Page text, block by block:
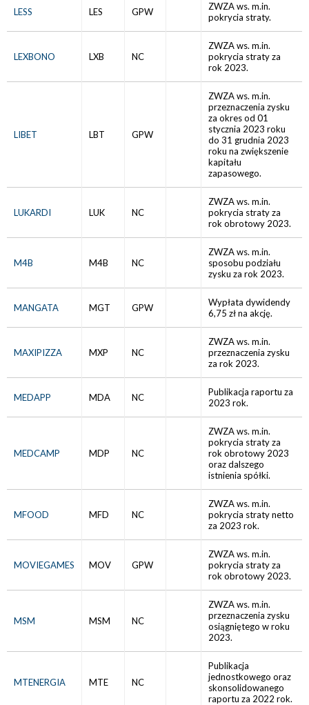
LESS LES GPW
ZWZA ws. m.in.
pokrycia straty.
LEXBONO LXB NC
ZWZA ws. m.in.
pokrycia straty za
rok 2023.
LIBET LBT GPW
ZWZA ws. m.in.
przeznaczenia zysku
za okres od 01
stycznia 2023 roku
do 31 grudnia 2023
roku na zwiększenie
kapitału
zapasowego.
LUKARDI LUK NC
ZWZA ws. m.in.
pokrycia straty za
rok obrotowy 2023.
M4B M4B NC
ZWZA ws. m.in.
sposobu podziału
zysku za rok 2023.
MANGATA MGT GPW
Wypłata dywidendy
6,75 zł na akcję.
MAXIPIZZA MXP NC
ZWZA ws. m.in.
przeznaczenia zysku
za rok 2023.
MEDAPP MDA NC
Publikacja raportu za
2023 rok.
MEDCAMP MDP NC
ZWZA ws. m.in.
pokrycia straty za
rok obrotowy 2023
oraz dalszego
istnienia spółki.
MFOOD MFD NC
ZWZA ws. m.in.
pokrycia straty netto
za 2023 rok.
MOVIEGAMES MOV GPW
ZWZA ws. m.in.
pokrycia straty za
rok obrotowy 2023.
MSM MSM NC
ZWZA ws. m.in.
przeznaczenia zysku
osiągniętego w roku
2023.
MTENERGIA MTE NC
Publikacja
jednostkowego oraz
skonsolidowanego
raportu za 2022 rok.